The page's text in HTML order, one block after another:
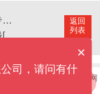
返回
列表
地砖楼梯防滑胶带哪里买，专有物流配送上门[昆山玉寰]
反光膜价格表，反光膜多少钱[昆山玉寰]
©版权所有
网
×
司，请问有什